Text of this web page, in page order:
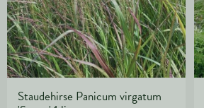
Staudehirse Panicum virgatum